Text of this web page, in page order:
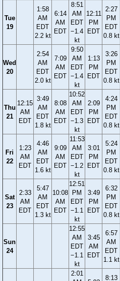
Tue
19
1:58
AM
EDT
2.2 kt
6:14
AM
EDT
8:51
AM
EDT
−1.4
kt
12:11
PM
EDT
2:27
PM
EDT
0.8 kt
Wed
20
2:54
AM
EDT
2.0 kt
7:09
AM
EDT
9:50
AM
EDT
−1.4
kt
1:13
PM
EDT
3:26
PM
EDT
0.8 kt
Thu
21
12:15
AM
EDT
3:49
AM
EDT
1.8 kt
8:08
AM
EDT
10:52
AM
EDT
−1.3
kt
2:09
PM
EDT
4:24
PM
EDT
0.8 kt
Fri
22
1:23
AM
EDT
4:46
AM
EDT
1.6 kt
9:09
AM
EDT
11:53
AM
EDT
−1.2
kt
3:01
PM
EDT
5:24
PM
EDT
0.8 kt
Sat
23
2:33
AM
EDT
5:47
AM
EDT
1.3 kt
10:08
AM
EDT
12:51
PM
EDT
−1.1
kt
3:49
PM
EDT
6:32
PM
EDT
0.8 kt
Sun
24
12:55
AM
EDT
−1.1
kt
3:45
AM
EDT
6:57
AM
EDT
1.1 kt
2:01
8:13